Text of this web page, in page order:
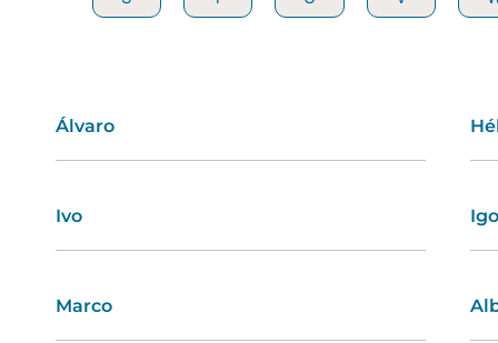
Álvaro
Ivo
Marco
Emília
Érica
Virgínia